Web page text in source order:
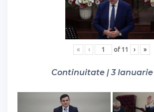
« ‹ of 11 › »
Continuitate | 3 Ianuarie